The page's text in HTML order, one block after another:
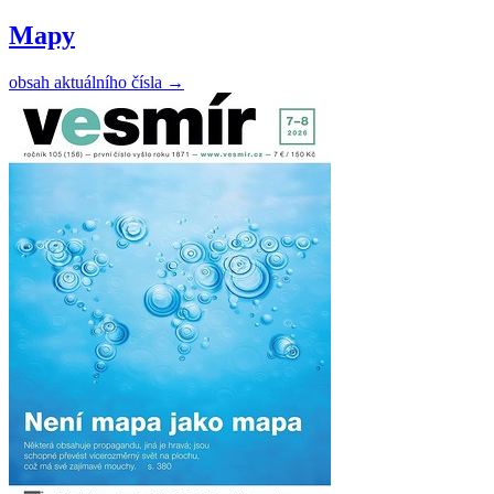
Mapy
obsah aktuálního čísla →